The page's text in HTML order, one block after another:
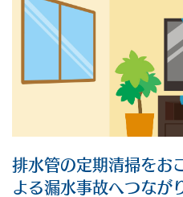
排水管の定期清掃をお
よる漏水事故へつなが